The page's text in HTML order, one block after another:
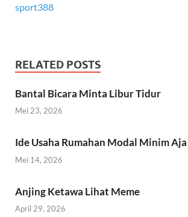
sport388
RELATED POSTS
Bantal Bicara Minta Libur Tidur
Mei 23, 2026
Ide Usaha Rumahan Modal Minim Aja
Mei 14, 2026
Anjing Ketawa Lihat Meme
April 29, 2026